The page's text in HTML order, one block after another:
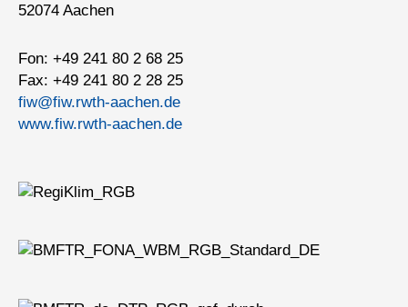
52074 Aachen
Fon: +49 241 80 2 68 25
Fax: +49 241 80 2 28 25
fiw@fiw.rwth-aachen.de
www.fiw.rwth-aachen.de